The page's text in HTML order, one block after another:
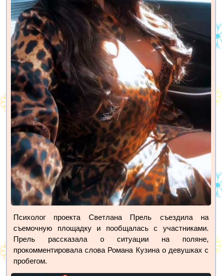
Психолог проекта Светлана Прель съездила на
съемочную площадку и пообщалась с участниками.
Прель рассказала о ситуации на поляне,
прокомментировала слова Романа Кузина о девушках с
пробегом.